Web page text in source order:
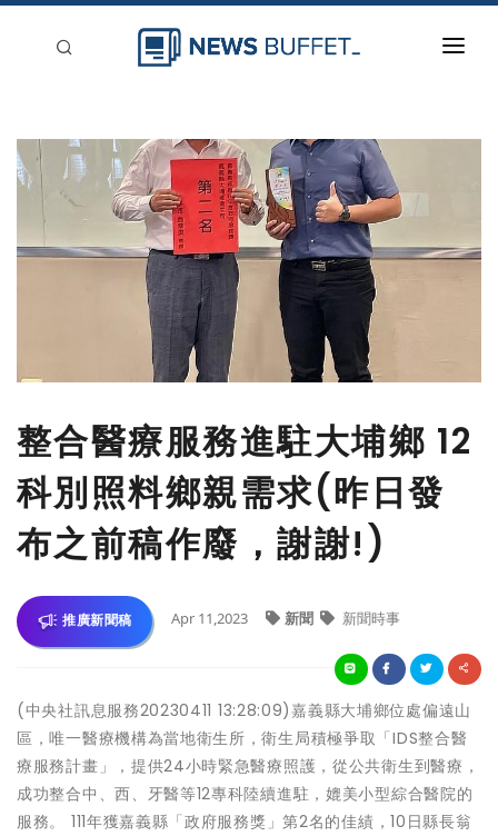
新聞稿分類
整合醫療服務進駐大埔鄉 12
科別照料鄉親需求(昨日發
布之前稿作廢，謝謝!)
推廣新聞稿 Apr 11,2023 新聞 新聞時事
(中央社訊息服務20230411 13:28:09)嘉義縣大埔鄉位處偏遠山
區，唯一醫療機構為當地衛生所，衛生局積極爭取「IDS整合醫
療服務計畫」，提供24小時緊急醫療照護，從公共衛生到醫療，
成功整合中、西、牙醫等12專科陸續進駐，媲美小型綜合醫院的
服務。 111年獲嘉義縣「政府服務獎」第2名的佳績，10日縣長翁